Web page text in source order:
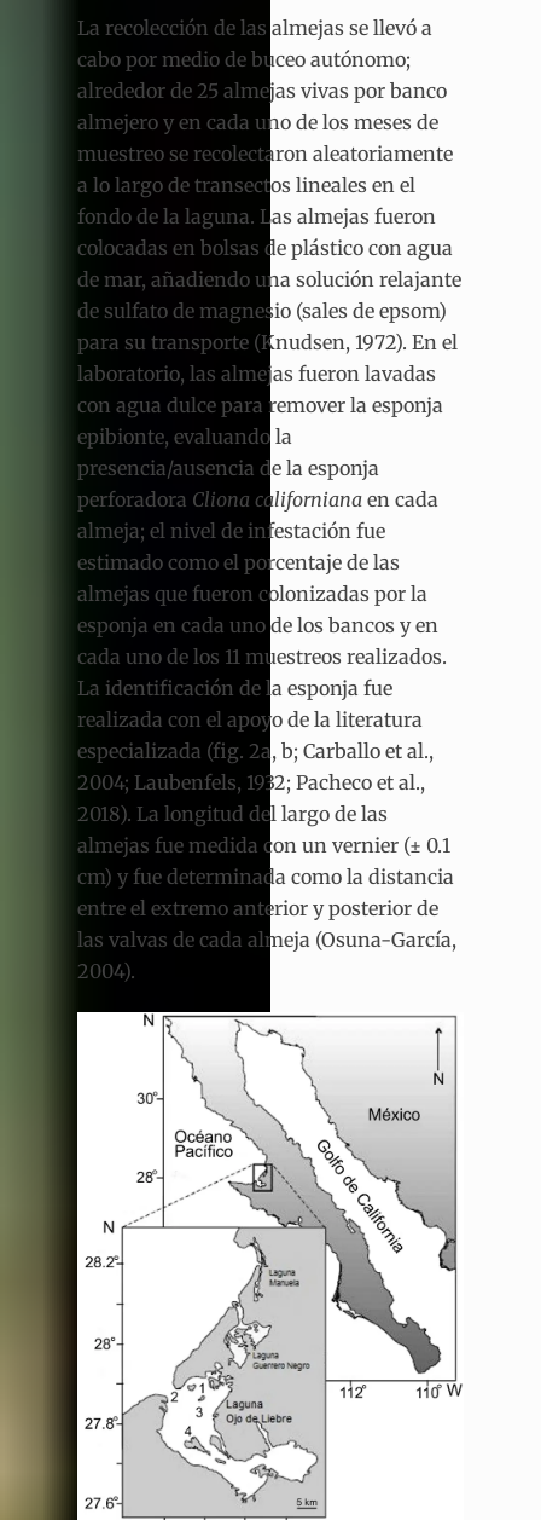
La recolección de las almejas se llevó a
cabo por medio de buceo autónomo;
alrededor de 25 almejas vivas por banco
almejero y en cada uno de los meses de
muestreo se recolectaron aleatoriamente
a lo largo de transectos lineales en el
fondo de la laguna. Las almejas fueron
colocadas en bolsas de plástico con agua
de mar, añadiendo una solución relajante
de sulfato de magnesio (sales de epsom)
para su transporte (Knudsen, 1972). En el
laboratorio, las almejas fueron lavadas
con agua dulce para remover la esponja
epibionte, evaluando la
presencia/ausencia de la esponja
perforadora Cliona californiana en cada
almeja; el nivel de infestación fue
estimado como el porcentaje de las
almejas que fueron colonizadas por la
esponja en cada uno de los bancos y en
cada uno de los 11 muestreos realizados.
La identificación de la esponja fue
realizada con el apoyo de la literatura
especializada (fig. 2a, b; Carballo et al.,
2004; Laubenfels, 1932; Pacheco et al.,
2018). La longitud del largo de las
almejas fue medida con un vernier (± 0.1
cm) y fue determinada como la distancia
entre el extremo anterior y posterior de
las valvas de cada almeja (Osuna-García,
2004).